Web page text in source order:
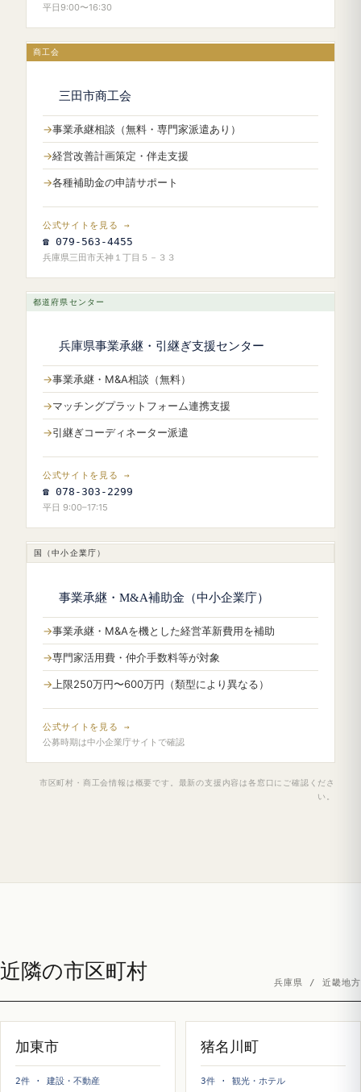
平日9:00〜16:30
商工会
三田市商工会
事業承継相談（無料・専門家派遣あり）
経営改善計画策定・伴走支援
各種補助金の申請サポート
公式サイトを見る →
☎ 079-563-4455
兵庫県三田市天神１丁目５－３３
都道府県センター
兵庫県事業承継・引継ぎ支援センター
事業承継・M&A相談（無料）
マッチングプラットフォーム連携支援
引継ぎコーディネーター派遣
公式サイトを見る →
☎ 078-303-2299
平日 9:00–17:15
国（中小企業庁）
事業承継・M&A補助金（中小企業庁）
事業承継・M&Aを機とした経営革新費用を補助
専門家活用費・仲介手数料等が対象
上限250万円〜600万円（類型により異なる）
公式サイトを見る →
公募時期は中小企業庁サイトで確認
市区町村・商工会情報は概要です。最新の支援内容は各窓口にご確認くださ
い。
近隣の市区町村 兵庫県 / 近畿地方
加東市
2件 · 建設・不動産
猪名川町
3件 · 観光・ホテル